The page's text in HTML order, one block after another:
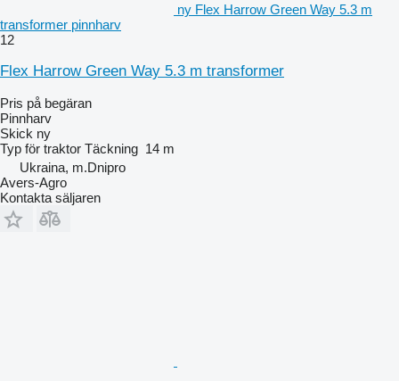
ny Flex Harrow Green Way 5.3 m
transformer pinnharv
12
Flex Harrow Green Way 5.3 m transformer
Pris på begäran
Pinnharv
Skick ny
Typ för traktor Täckning 14 m
Ukraina, m.Dnipro
Avers-Agro
Kontakta säljaren